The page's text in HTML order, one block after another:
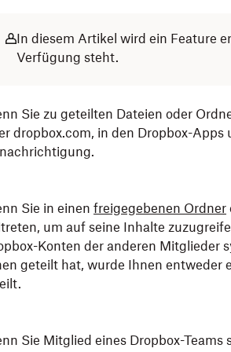
In diesem Artikel wird ein Feature
Verfügung steht.
Sie zu geteilten Dateien oder
dropbox.com, in den Dropbox-
Sie in einen freigegebenen Ordner
um auf seine Inhalte
Konten der anderen Mitglieder
geteilt hat, wurde Ihnen entweder
Sie Mitglied eines Dropbox-